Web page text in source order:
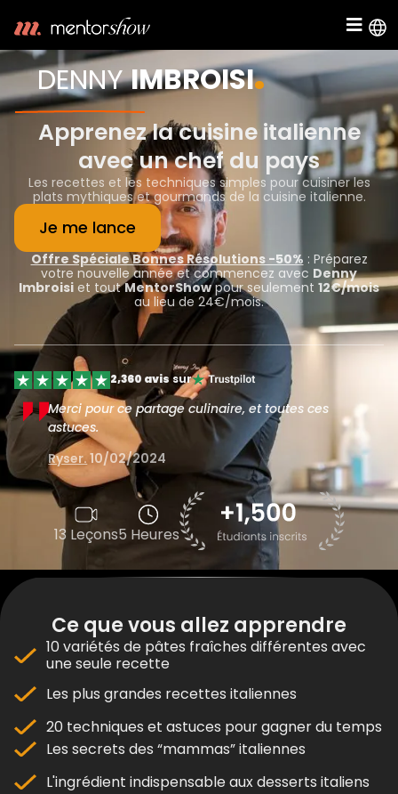
DENNYIMBROISI.
Apprenez la cuisine italienne
avec un chef du pays
Les recettes et les techniques simples pour cuisiner les
plats mythiques et gourmands de la cuisine italienne.
Je me lance
Offre Spéciale Bonnes Résolutions -50% : Préparez
votre nouvelle année et commencez avec Denny
Imbroisi et toutMentorShowpour seulement 12€/mois
au lieu de 24€/mois.
13 Leçons5 Heures
2,360 avis sur
Merci pour ce partage culinaire, et toutes ces
astuces.
Ryser. 10/02/2024
Ce que vous allez apprendre
10 variétés de pâtes fraîches différentes avec
une seule recette
Les plus grandes recettes italiennes
20 techniques et astuces pour gagner du temps
Les secrets des “mammas” italiennes
L'ingrédient indispensable aux desserts italiens